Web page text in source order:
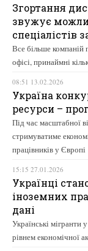
Згортання
звужує
спеціалістів
Все більше компаній
офісі, принаймні
08:51 13.02.2026
Україна
ресурси –
Під час масштабної
стримуватиме
працівників у Європі
15:15 27.01.2026
Українці
іноземних
дані
Українські
рівнем економічної